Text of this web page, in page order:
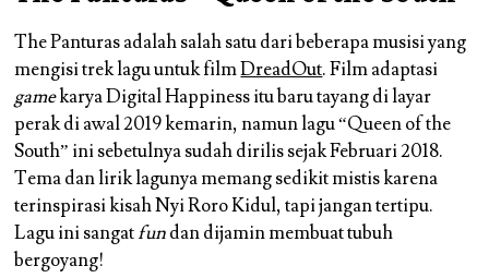
The Panturas adalah salah satu dari beberapa musisi yang
mengisi trek lagu untuk filmDreadOut. Film adaptasi
gamekarya Digital Happiness itu baru tayang di layar
perak di awal 2019 kemarin, namun lagu “Queen of the
South” ini sebetulnya sudah dirilis sejak Februari 2018.
Tema dan lirik lagunya memang sedikit mistis karena
terinspirasi kisah Nyi Roro Kidul, tapi jangan tertipu.
Lagu ini sangatfundan dijamin membuat tubuh
bergoyang!